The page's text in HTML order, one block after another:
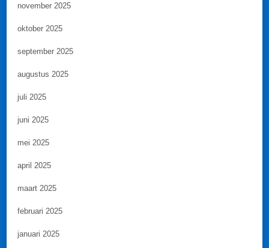
november 2025
oktober 2025
september 2025
augustus 2025
juli 2025
juni 2025
mei 2025
april 2025
maart 2025
februari 2025
januari 2025